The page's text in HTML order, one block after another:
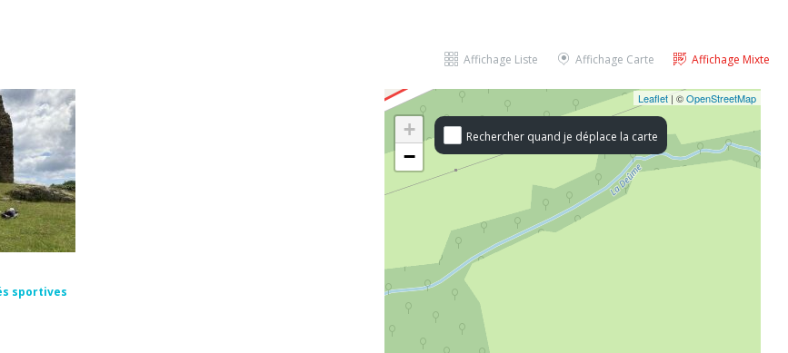
Affichage Mixte
Affichage Carte
Affichage Liste
sportives
Rechercher quand je déplace la carte
+
−
Leaflet | ©OpenStreetMap